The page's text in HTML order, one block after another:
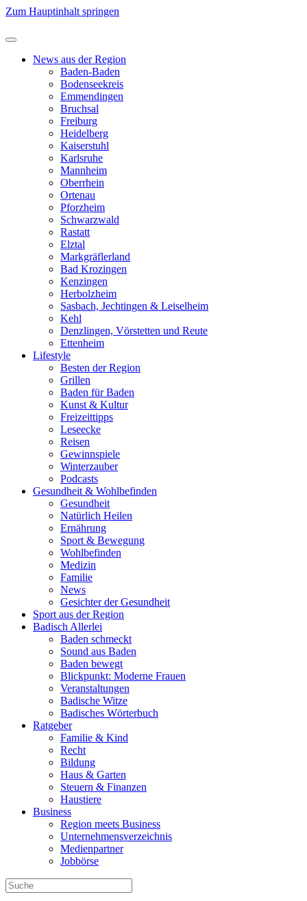
Zum Hauptinhalt springen
News aus der Region
Baden-Baden
Bodenseekreis
Emmendingen
Bruchsal
Freiburg
Heidelberg
Kaiserstuhl
Karlsruhe
Mannheim
Oberrhein
Ortenau
Pforzheim
Schwarzwald
Rastatt
Elztal
Markgräflerland
Bad Krozingen
Kenzingen
Herbolzheim
Sasbach, Jechtingen & Leiselheim
Kehl
Denzlingen, Vörstetten und Reute
Ettenheim
Lifestyle
Besten der Region
Grillen
Baden für Baden
Kunst & Kultur
Freizeittipps
Leseecke
Reisen
Gewinnspiele
Winterzauber
Podcasts
Gesundheit & Wohlbefinden
Gesundheit
Natürlich Heilen
Ernährung
Sport & Bewegung
Wohlbefinden
Medizin
Familie
News
Gesichter der Gesundheit
Sport aus der Region
Badisch Allerlei
Baden schmeckt
Sound aus Baden
Baden bewegt
Blickpunkt: Moderne Frauen
Veranstaltungen
Badische Witze
Badisches Wörterbuch
Ratgeber
Familie & Kind
Recht
Bildung
Haus & Garten
Steuern & Finanzen
Haustiere
Business
Region meets Business
Unternehmensverzeichnis
Medienpartner
Jobbörse